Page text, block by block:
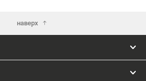
наверх